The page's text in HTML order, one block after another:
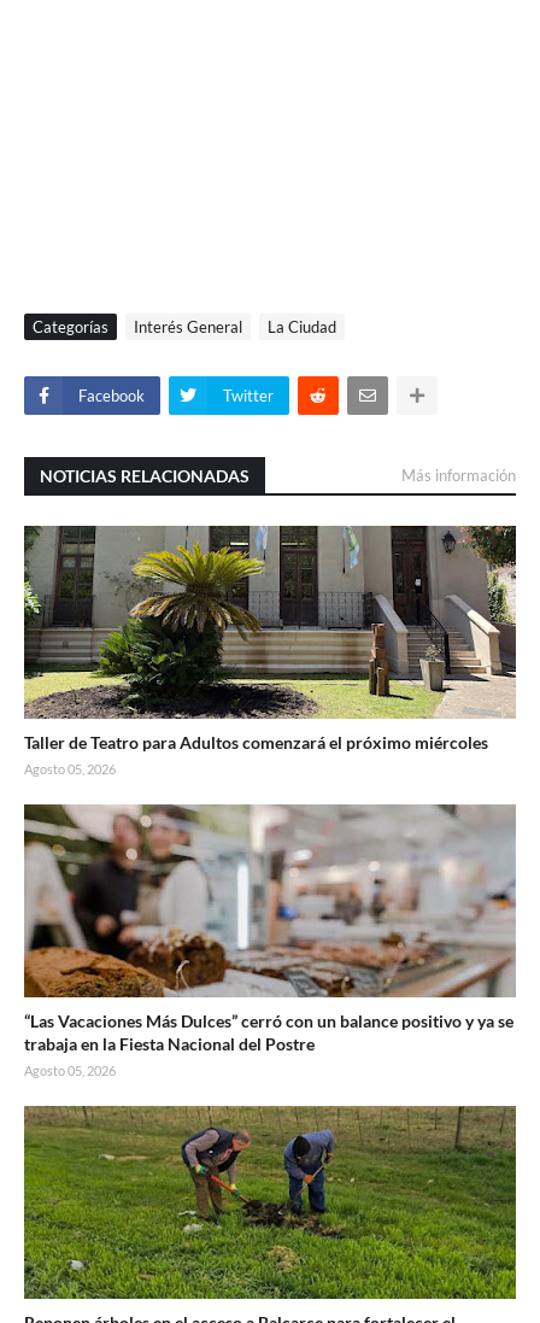
Categorías Interés General La Ciudad
Facebook Twitter
NOTICIAS RELACIONADAS Más información
Taller de Teatro para Adultos comenzará el próximo miércoles
Agosto 05, 2026
“Las Vacaciones Más Dulces” cerró con un balance positivo y ya se
trabaja en la Fiesta Nacional del Postre
Agosto 05, 2026